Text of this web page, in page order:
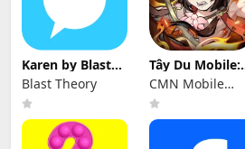
Karen by Blast
Theory
Blast Theory
Tây Du Mobile:
Tam Giới Chiến
CMN Mobile
Game